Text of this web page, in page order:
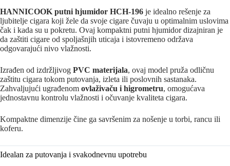
HANNICOOK putni hjumidor HCH-196 je idealno rešenje za
ljubitelje cigara koji žele da svoje cigare čuvaju u optimalnim uslovima
čak i kada su u pokretu. Ovaj kompaktni putni hjumidor dizajniran je
da zaštiti cigare od spoljašnjih uticaja i istovremeno održava
odgovarajući nivo vlažnosti.
Izrađen od izdržljivog PVC materijala, ovaj model pruža odličnu
zaštitu cigara tokom putovanja, izleta ili poslovnih sastanaka.
Zahvaljujući ugrađenom ovlaživaču i higrometru, omogućava
jednostavnu kontrolu vlažnosti i očuvanje kvaliteta cigara.
Kompaktne dimenzije čine ga savršenim za nošenje u torbi, rancu ili
koferu.
Idealan za putovanja i svakodnevnu upotrebu